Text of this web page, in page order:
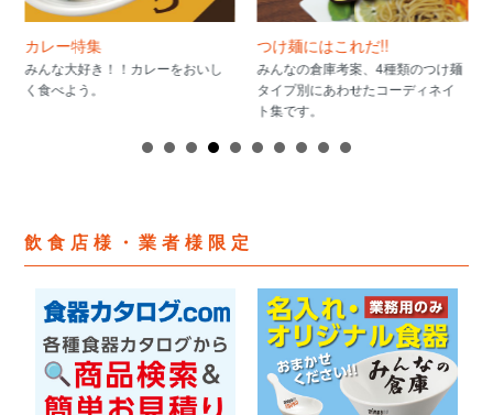
カレー特集
みんな大好き！！カレーをおいし
く食べよう。
つけ麺にはこれだ!!
みんなの倉庫考案、4種類のつけ麺
タイプ別にあわせたコーディネイ
ト集です。
飲食店様・業者様限定